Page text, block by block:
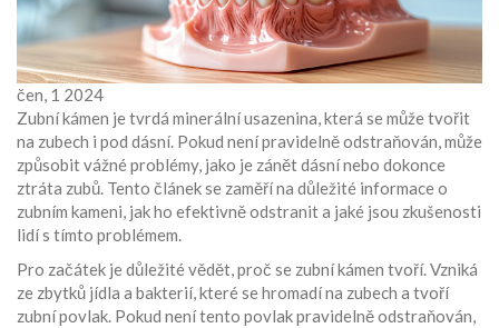
čen, 1 2024
Zubní kámen je tvrdá minerální usazenina, která se může tvořit
na zubech i pod dásní. Pokud není pravidelně odstraňován, může
způsobit vážné problémy, jako je zánět dásní nebo dokonce
ztráta zubů. Tento článek se zaměří na důležité informace o
zubním kameni, jak ho efektivně odstranit a jaké jsou zkušenosti
lidí s tímto problémem.
Pro začátek je důležité vědět, proč se zubní kámen tvoří. Vzniká
ze zbytků jídla a bakterií, které se hromadí na zubech a tvoří
zubní povlak. Pokud není tento povlak pravidelně odstraňován,